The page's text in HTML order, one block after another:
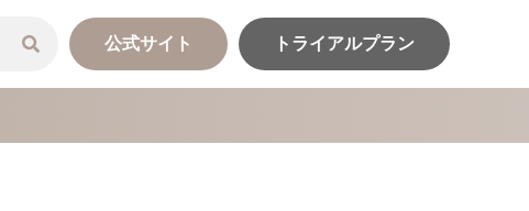
公式サイト トライアルプラン